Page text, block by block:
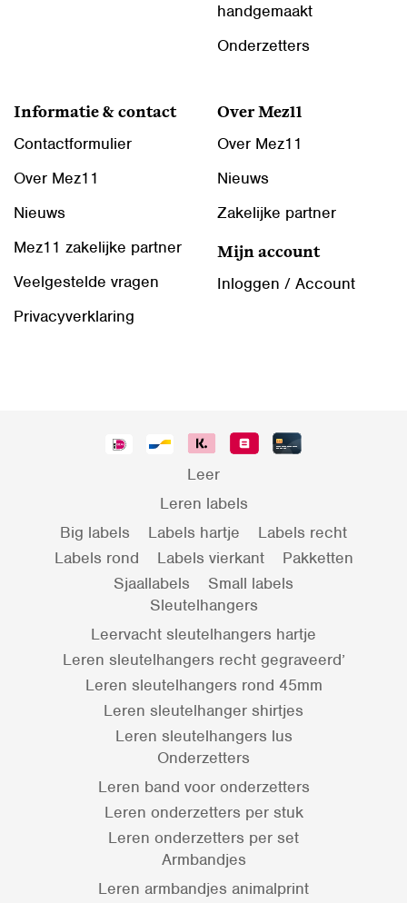
handgemaakt
Onderzetters
Informatie & contact
Contactformulier
Over Mez11
Nieuws
Mez11 zakelijke partner
Veelgestelde vragen
Privacyverklaring
Over Mez11
Over Mez11
Nieuws
Zakelijke partner
Mijn account
Inloggen / Account
Leer
Leren labels
Big labels
Labels hartje
Labels recht
Labels rond
Labels vierkant
Pakketten
Sjaallabels
Small labels
Sleutelhangers
Leervacht sleutelhangers hartje
Leren sleutelhangers recht gegraveerd’
Leren sleutelhangers rond 45mm
Leren sleutelhanger shirtjes
Leren sleutelhangers lus
Onderzetters
Leren band voor onderzetters
Leren onderzetters per stuk
Leren onderzetters per set
Armbandjes
Leren armbandjes animalprint